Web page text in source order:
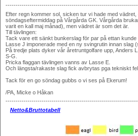
Efter regn kommer sol, sicken tur vi hade med
söndagseftermiddag på Vårgårda GK. Vårgårda
varit en kall maj månad), men vädret är som det är.
Till tävlingen:
Tack vare ett sänkt bunkerslag för par på ettan
Lasse J imponerade med en ny svingrutin innan slag
På tredje plats dyker vår åretruntgolfare upp, Anders
S-G.
Pricka flaggan tävlingen vanns av Lasse E.
Och längsta/rakaste slag fick avbrytas pga tekniskt fel.
Tack för en go söndag gubbs o vi ses på Ekerum!
/PA, Micke o Håkan
Netto&Bruttotabell